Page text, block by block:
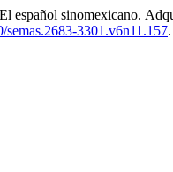
español sinomexicano.
3301.v6n11.157.